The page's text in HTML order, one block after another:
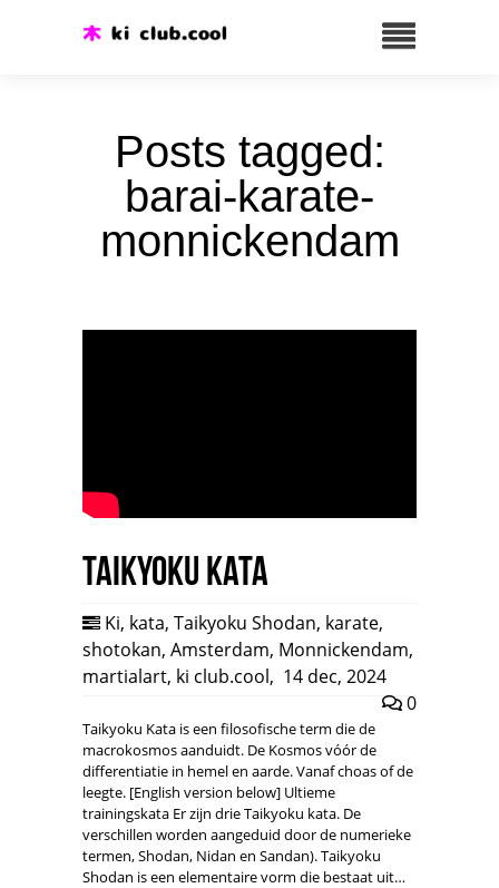
Posts tagged:
barai-karate-
monnickendam
Taikyoku Kata
Ki, kata, Taikyoku Shodan, karate,
shotokan, Amsterdam, Monnickendam,
martialart, ki club.cool, 14 dec, 2024
0
Taikyoku Kata is een filosofische term die de
macrokosmos aanduidt. De Kosmos vóór de
differentiatie in hemel en aarde. Vanaf choas of de
leegte. [English version below] Ultieme
trainingskata Er zijn drie Taikyoku kata. De
verschillen worden aangeduid door de numerieke
termen, Shodan, Nidan en Sandan). Taikyoku
Shodan is een elementaire vorm die bestaat uit…